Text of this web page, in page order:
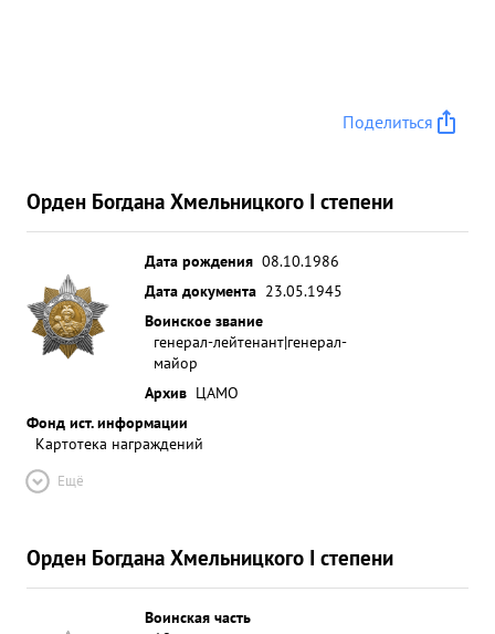
Поделиться
Орден Богдана Хмельницкого I степени
Дата рождения 08.10.1986
Дата документа 23.05.1945
Воинское звание
генерал-лейтенант|генерал-
майор
Архив ЦАМО
Фонд ист. информации
Картотека награждений
Ещё
Орден Богдана Хмельницкого I степени
Воинская часть